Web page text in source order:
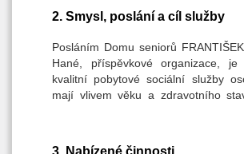
dostupnými sociálními službami.
jsou také manželé nebo partnerský
žadatelé mají sníženou
z dvojice má sníženou
nezvládá péči o něj/ni a nelze péči
blízkými nebo jinou službou a
spolu na manželském pokoji.
2. Smysl, poslání a cíl služby
Posláním Domu seniorů
Hané, příspěvkové organizace, je
kvalitní pobytové sociální služby
mají vlivem věku a zdravotního
míru soběstačnosti, tím mohou být
společnosti a potřebují péči,
zajistit jiným druhem sociální služby
3. Nabízené činnosti